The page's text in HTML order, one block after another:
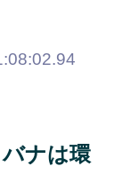
ナは環